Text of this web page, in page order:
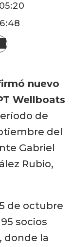
nuevo
Wellboats
de
del
Gabriel
Rubio,
de octubre
socios
donde la